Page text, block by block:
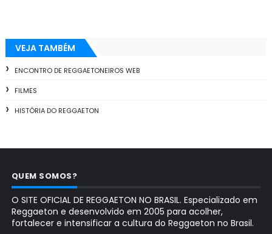
VEJA TAMBÉM
ENCONTRO DE REGGAETONEIROS WEB
FILMES
HISTÓRIA DO REGGAETON
QUEM SOMOS?
O SITE OFICIAL DE REGGAETON NO BRASIL. Especializado em
Reggaeton e desenvolvido em 2005 para acolher,
fortalecer e intensificar a cultura do Reggaeton no Brasil.